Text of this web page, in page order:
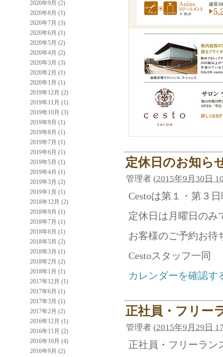
定休日のお知ら
管理者 (2015年9月30日
Cestoは第１・第３
定休日は月曜日のみ
お客様のご予約お待
Cestoスタッフ一同
カレンダーを確認
正社員・フリー
管理者 (2015年9月29日
正社員・フリーラン
2020年9月 (2)
2020年8月 (1)
2020年7月 (3)
2020年6月 (1)
2020年5月 (2)
2020年4月 (2)
2020年3月 (3)
2020年2月 (1)
2020年1月 (1)
2019年12月 (2)
2019年11月 (1)
2019年10月 (3)
2019年9月 (1)
2019年8月 (1)
2019年7月 (1)
2019年6月 (1)
2019年5月 (1)
2019年4月 (1)
2019年3月 (2)
2019年1月 (1)
2018年12月 (2)
2018年9月 (1)
2018年7月 (1)
2018年6月 (1)
2018年5月 (2)
2018年3月 (1)
2018年2月 (2)
2018年1月 (1)
2017年12月 (1)
2017年6月 (1)
2017年3月 (1)
2017年2月 (2)
2016年12月 (1)
2016年11月 (2)
2016年10月 (4)
2016年9月 (2)